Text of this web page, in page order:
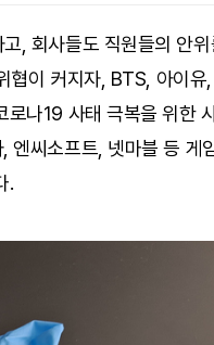
, 회사들도 직원들의 안위
협이 커지자, BTS, 아이유
나19 사태 극복을 위한
엔씨소프트, 넷마블 등 게
.